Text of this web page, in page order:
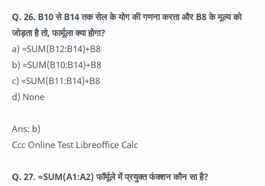
Q. 26. B10 से B14 तक सेल के योग की गणना करता और B8 के मूल्य को
जोड़ता है तो, फार्मूला क्या होगा?
a) =SUM(B12:B14)+B8
b) =SUM(B10:B14)+B8
c) =SUM(B11:B14)+B8
d) None
Ans: b)
Ccc Online Test Libreoffice Calc
Q. 27. =SUM(A1:A2) फॉर्मूले में प्रयुक्त फंक्शन कौन सा है?